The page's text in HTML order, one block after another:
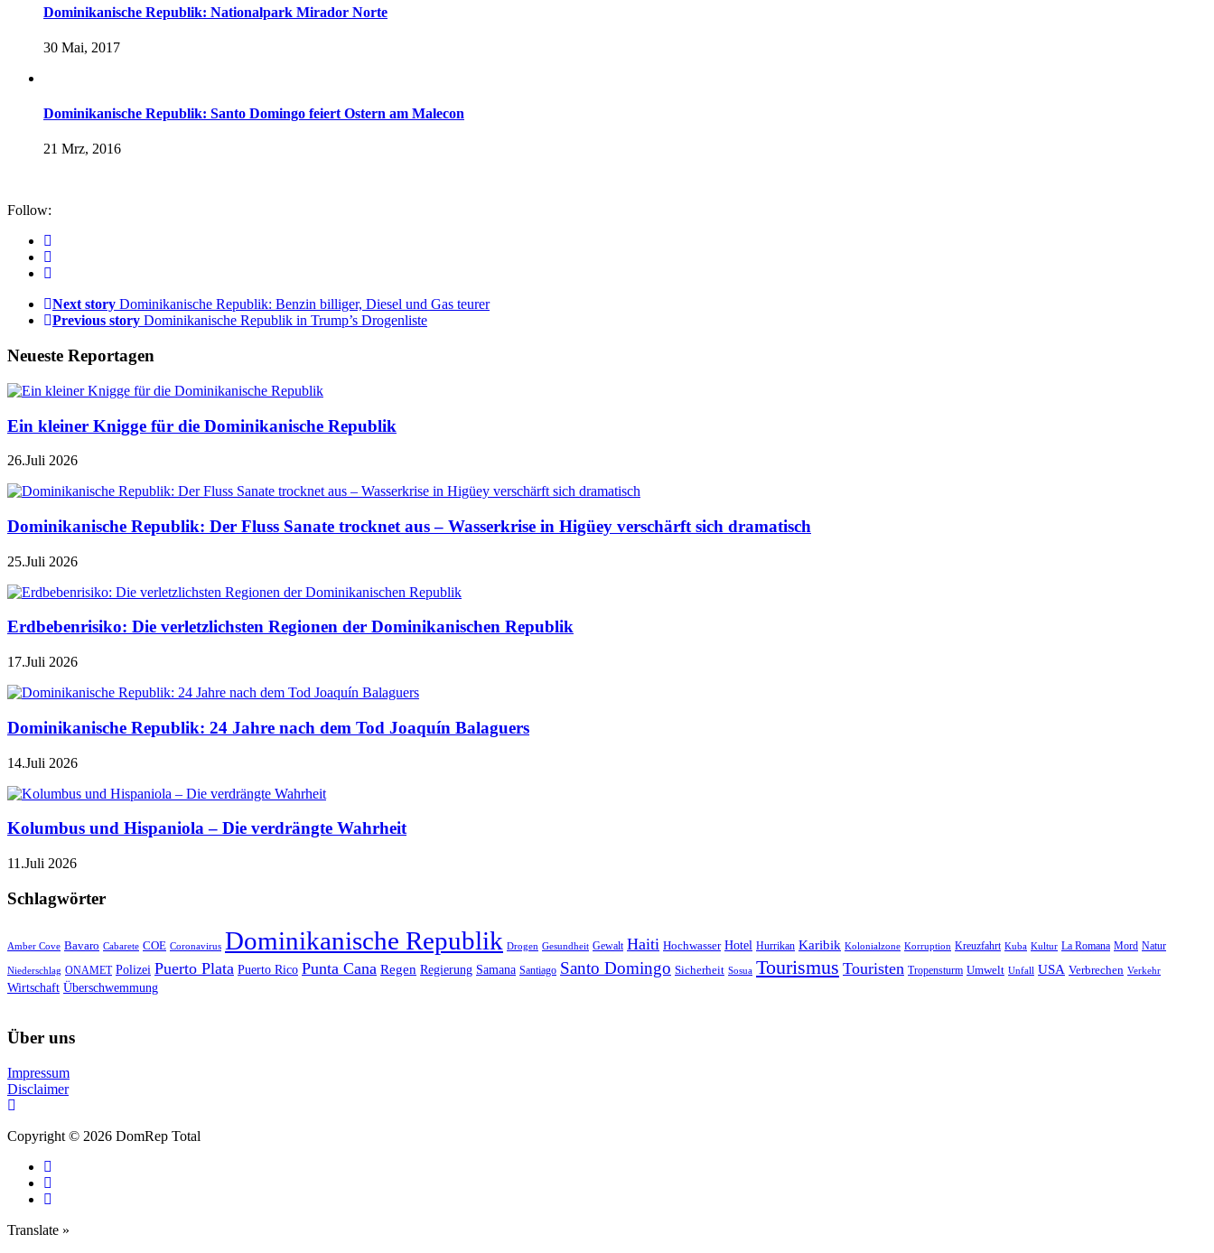
Dominikanische Republik: Nationalpark Mirador Norte
30 Mai, 2017
Dominikanische Republik: Santo Domingo feiert Ostern am Malecon
21 Mrz, 2016
Follow:
Next story Dominikanische Republik: Benzin billiger, Diesel und Gas teurer
Previous story Dominikanische Republik in Trump’s Drogenliste
Neueste Reportagen
Ein kleiner Knigge für die Dominikanische Republik
26.Juli 2026
Dominikanische Republik: Der Fluss Sanate trocknet aus – Wasserkrise in Higüey verschärft sich dramatisch
25.Juli 2026
Erdbebenrisiko: Die verletzlichsten Regionen der Dominikanischen Republik
17.Juli 2026
Dominikanische Republik: 24 Jahre nach dem Tod Joaquín Balaguers
14.Juli 2026
Kolumbus und Hispaniola – Die verdrängte Wahrheit
11.Juli 2026
Schlagwörter
Amber Cove Bavaro Cabarete COE Coronavirus Dominikanische Republik Drogen Gesundheit Gewalt Haiti Hochwasser Hotel Hurrikan Karibik Kolonialzone Korruption Kreuzfahrt Kuba Kultur La Romana Mord Natur
Niederschlag ONAMET Polizei Puerto Plata Puerto Rico Punta Cana Regen Regierung Samana Santiago Santo Domingo Sicherheit Sosua Tourismus Touristen Tropensturm Umwelt Unfall USA Verbrechen Verkehr
Wirtschaft Überschwemmung
Über uns
Impressum
Disclaimer
Copyright © 2026 DomRep Total
Translate »